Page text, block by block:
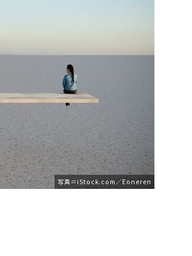
写真＝iStock.com／Eoneren